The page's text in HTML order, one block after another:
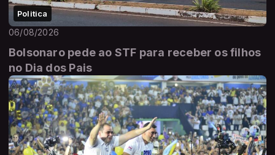
Politica
06/08/2026
Bolsonaro pede ao STF para receber os filhos
no Dia dos Pais